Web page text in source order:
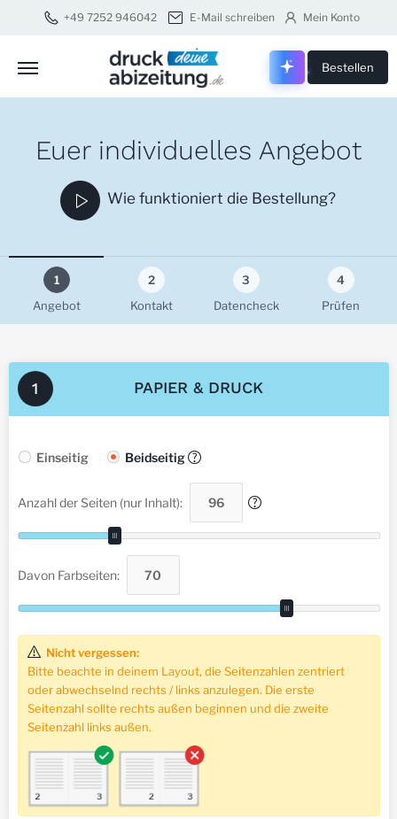
+49 7252 946042 E-Mail schreiben Mein Konto
Druck
Bestellen
Euer individuelles Angebot
Play
Wie funktioniert die Bestellung?
1
Angebot
2
Kontakt
3
Datencheck
4
Prüfen
1 PAPIER & DRUCK
Einseitig Beidseitig
Anzahl der Seiten (nur Inhalt):
Davon Farbseiten:
Nicht vergessen:
Bitte beachte in deinem Layout, die Seitenzahlen zentriert
oder abwechselnd rechts / links anzulegen. Die erste
Seitenzahl sollte rechts außen beginnen und die zweite
Seitenzahl links außen.